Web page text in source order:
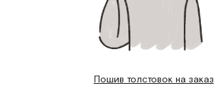
Пошив толстовок на заказ